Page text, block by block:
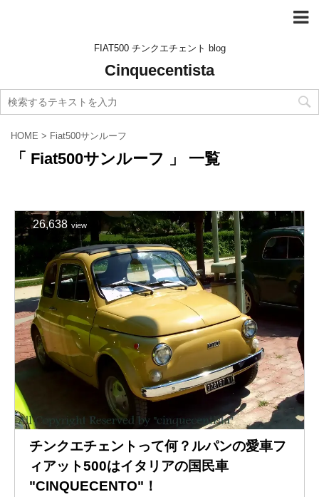
FIAT500 チンクエチェント blog
Cinquecentista
HOME > Fiat500サンルーフ
「 Fiat500サンルーフ 」 一覧
26,638 view
チンクエチェントって何？ルパンの愛車フ
ィアット500はイタリアの国民車
"CINQUECENTO"！